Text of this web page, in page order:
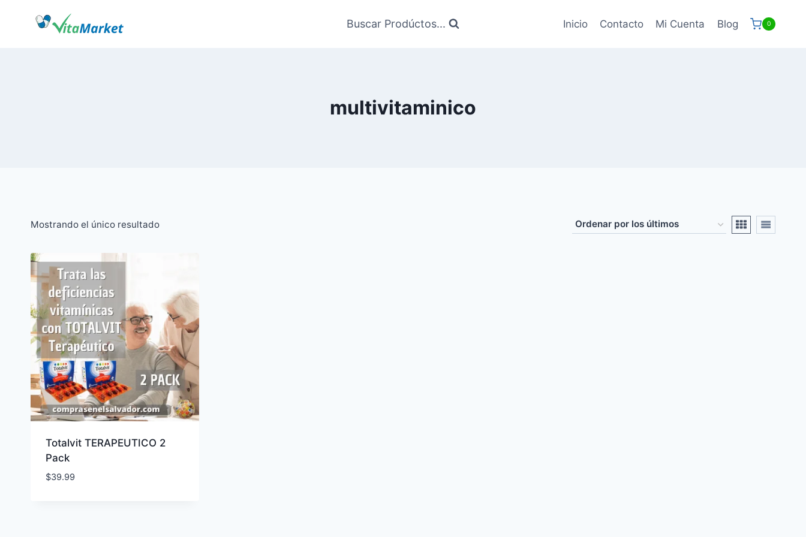
Buscar Prodúctos... Inicio Contacto Mi Cuenta Blog 0
multivitaminico
Mostrando el único resultado
Totalvit TERAPEUTICO 2
Pack
$39.99